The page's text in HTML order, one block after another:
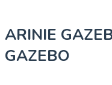
ARINIE
GAZEBO